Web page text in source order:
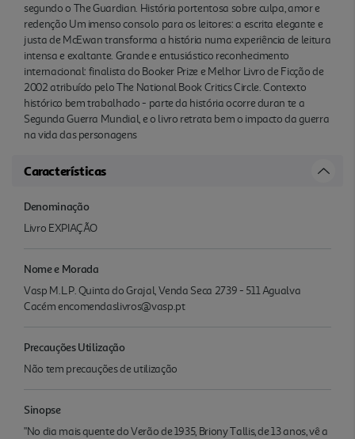
segundo o The Guardian. História portentosa sobre culpa, amor e
redenção Um imenso consolo para os leitores: a escrita elegante e
justa de McEwan transforma a história numa experiência de leitura
intensa e exaltante. Grande e entusiástico reconhecimento
internacional: finalista do Booker Prize e Melhor Livro de Ficção de
2002 atribuído pelo The National Book Critics Circle. Contexto
histórico bem trabalhado - parte da história ocorre duran te a
Segunda Guerra Mundial, e o livro retrata bem o impacto da guerra
na vida das personagens
Características
Denominação
Livro EXPIAÇÃO
Nome e Morada
Vasp M.L.P. Quinta do Grajal, Venda Seca 2739 - 511 Agualva
Cacém encomendaslivros@vasp.pt
Precauções Utilização
Não tem precauções de utilização
Sinopse
"No dia mais quente do Verão de 1935, Briony Tallis, de 13 anos, vê a